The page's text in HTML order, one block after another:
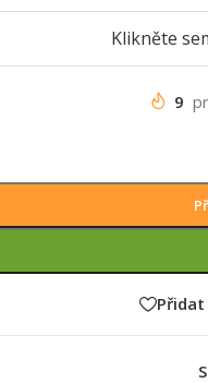
Klikněte
9
Přidat